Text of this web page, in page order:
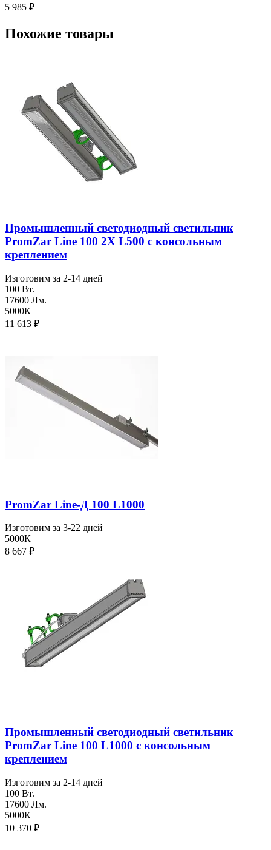
5 985 ₽
Похожие товары
Промышленный светодиодный светильник
PromZar Line 100 2Х L500 с консольным
креплением
Изготовим за 2-14 дней
100 Вт.
17600 Лм.
5000К
11 613 ₽
PromZar Line-Д 100 L1000
Изготовим за 3-22 дней
5000К
8 667 ₽
Промышленный светодиодный светильник
PromZar Line 100 L1000 с консольным
креплением
Изготовим за 2-14 дней
100 Вт.
17600 Лм.
5000К
10 370 ₽